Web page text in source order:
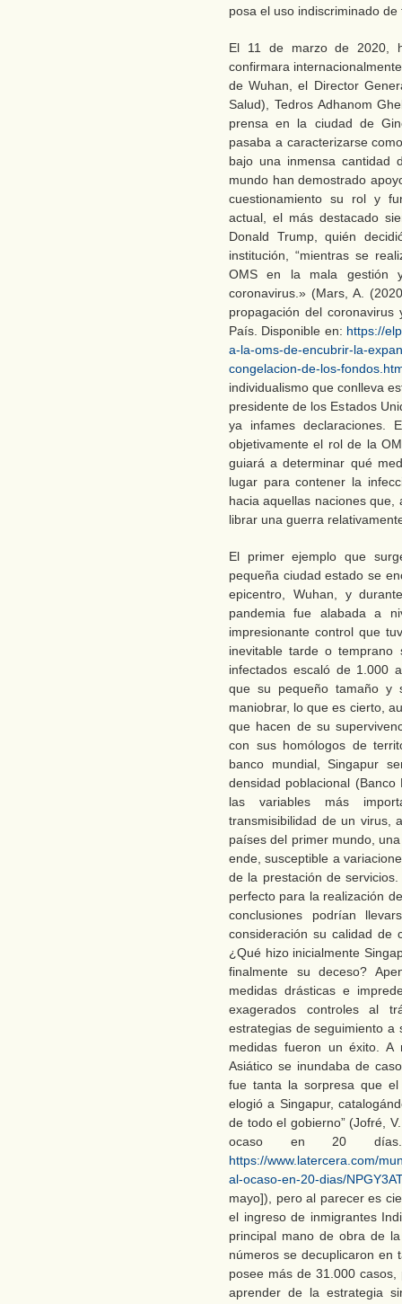
posa el uso indiscriminado
El 11 de marzo de 2020,
confirmara
de Wuhan, el Director
Salud), Tedros Adhanom
prensa en la ciudad de
pasaba a caracterizarse
bajo una inmensa cantidad
mundo han demostrado
cuestionamiento su rol y
actual, el más destacado
Donald Trump, quién
institución, “mientras se
OMS en la mala gestión
coronavirus.» (Mars, A.
propagación del
País. Disponible en: https://
a-la-oms-de-encubrir-la-
congelacion-de-los-
individualismo que conlleva
presidente de los Estados
ya infames declaraciones.
objetivamente el rol de la
guiará a determinar qué
lugar para contener la
hacia aquellas naciones
librar una guerra
El primer ejemplo que
pequeña ciudad estado se
epicentro, Wuhan, y
pandemia fue alabada a
impresionante control que
inevitable tarde o
infectados escaló de 1.000
que su pequeño tamaño y
maniobrar, lo que es cierto,
que hacen de su
con sus homólogos de
banco mundial, Singapur
densidad poblacional
las variables más
transmisibilidad de un virus,
países del primer mundo,
ende, susceptible a
de la prestación de
perfecto para la realización
conclusiones podrían
consideración su calidad de
¿Qué hizo inicialmente
finalmente su deceso?
medidas drásticas e
exagerados controles al
estrategias de seguimiento a
medidas fueron un éxito. A
Asiático se inundaba de
fue tanta la sorpresa que
elogió a Singapur,
de todo el gobierno” (Jofré,
ocaso en 20 días.
https://www.latercera.com/
al-ocaso-en-20-dias/
mayo]), pero al parecer es
el ingreso de inmigrantes
principal mano de obra de
números se decuplicaron en
posee más de 31.000
aprender de la estrategia